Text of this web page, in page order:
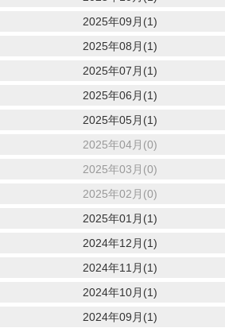
2025年09月(1)
2025年08月(1)
2025年07月(1)
2025年06月(1)
2025年05月(1)
2025年04月(0)
2025年03月(0)
2025年02月(0)
2025年01月(1)
2024年12月(1)
2024年11月(1)
2024年10月(1)
2024年09月(1)